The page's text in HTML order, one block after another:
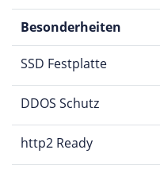
Besonderheiten
SSD Festplatte
DDOS Schutz
http2 Ready